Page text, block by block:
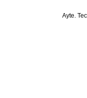
Ayte.